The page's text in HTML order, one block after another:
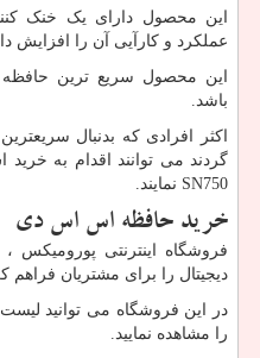
این محصول دارای یک خنک
عملکرد و کارآیی آن را افزایش
این محصول سریع ترین
باشد.
اکثر افرادی که بدنبال
گردند می توانند اقدام به
SN750 نمایند.
خرید حافظه اس اس دی
فروشگاه اینترنتی
دیجیتال را برای مشتریان فراهم
در این فروشگاه می توانید لیست
را مشاهده نمایید.